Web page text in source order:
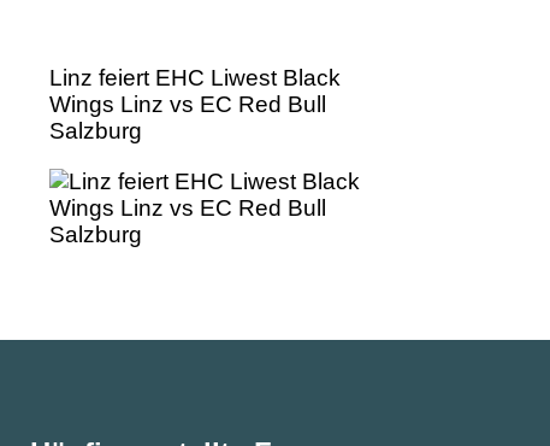
Linz feiert EHC Liwest Black
Wings Linz vs EC Red Bull
Salzburg